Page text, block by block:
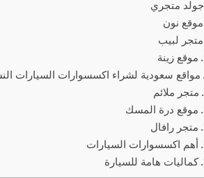
جولد متجري
موقع نون
متجر لبيب
موقع زينة
مواقع سعودية لشراء اكسسوارات السيارات
متجر ملائم
موقع درة المسك
متجر رافال
أهم اكسسوارات السيارات
كماليات هامة للسيارة